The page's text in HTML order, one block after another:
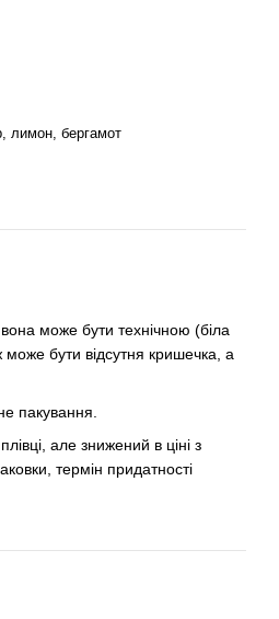
лимон, бергамот
може бути технічною (біла
бути відсутня кришечка, а
пакування.
але знижений в ціні з
термін придатності